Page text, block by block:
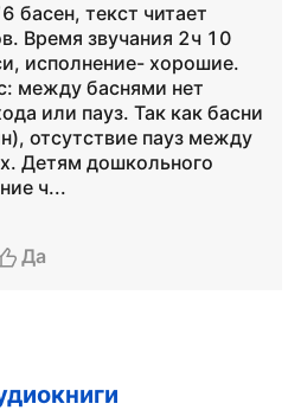
басен, текст читает
Время звучания 2ч 10
исполнение- хорошие.
между баснями нет
или пауз. Так как басни
отсутствие пауз между
Детям дошкольного
ч...
Да